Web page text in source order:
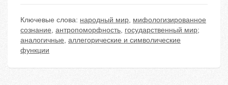
Ключевые слова: народный мир, мифологизированное
сознание, антропоморфность, государственный мир;
аналогичные, аллегорические и символические
функции